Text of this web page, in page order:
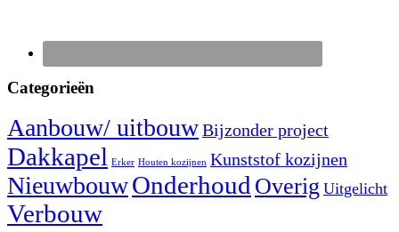
Categorieën
Aanbouw/ uitbouwBijzonder project
Dakkapel Erker Houten kozijnen Kunststof kozijnen
NieuwbouwOnderhoud Overig Uitgelicht
Verbouw